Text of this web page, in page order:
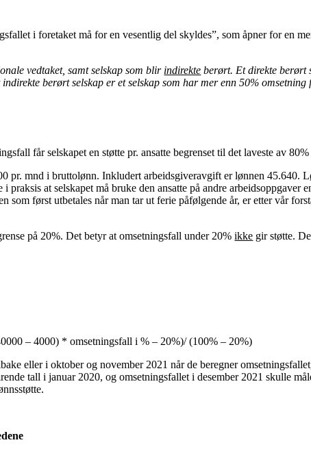
i foretaket må for en vesentlig del skyldes”, som åpner for en
vedtaket, samt selskap som blir indirekte berørt. Et direkte berørt
berørt selskap er et selskap som har mer enn 50%
får selskapet en støtte pr. ansatte begrenset til det laveste av
pr. mnd i bruttolønn. Inkludert arbeidsgiveravgift er lønnen 45.640.
at selskapet må bruke den ansatte på andre arbeidsoppgaver
som først utbetales når man tar ut ferie påfølgende år, er etter vår
på 20%. Det betyr at omsetningsfall under 20%ikke gir støtte.
– 4000) * omsetningsfall i % – 20%)/ (100% – 20%)
eller i oktober og november 2021 når de beregner
tall i januar 2020, og omsetningsfallet i desember 2021 skulle